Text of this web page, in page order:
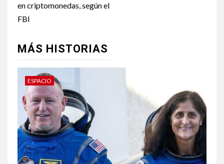
en criptomonedas, según el
FBI
MÁS HISTORIAS
ESPACIO